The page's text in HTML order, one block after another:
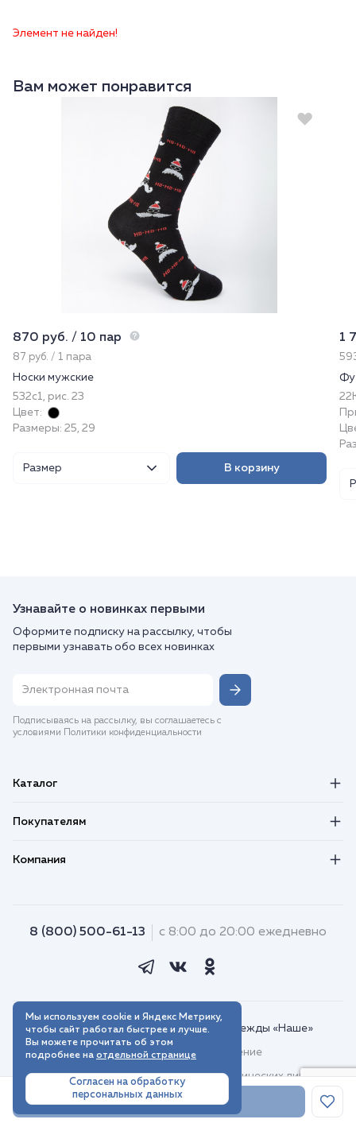
В корзину
Элемент не найден!
Вам может понравится
870 руб. / 10 пар
87 руб. / 1 пара
Носки мужские
532с1, рис. 23
Цвет:
Размеры: 25, 29
Размер В корзину
1
Узнавайте о новинках первыми
Оформите подписку на рассылку, чтобы
первыми узнавать обо всех новинках
Подписываясь на рассылку, вы соглашаетесь с
условиями Политики конфиденциальности
Каталог
Покупателям
Компания
8 (800) 500-61-13 с 8:00 до 20:00 ежедневно
© 2018–2026. Интернет-магазин одежды «Наше»
Пользовательское соглашение
Договор присоединения для юридических лиц
Политика обработки персональных данных
Мы используем cookie и Яндекс Метрику,
чтобы сайт работал быстрее и лучше.
Вы можете прочитать об этом
подробнее на отдельной странице
Согласен на обработку
персональных данных